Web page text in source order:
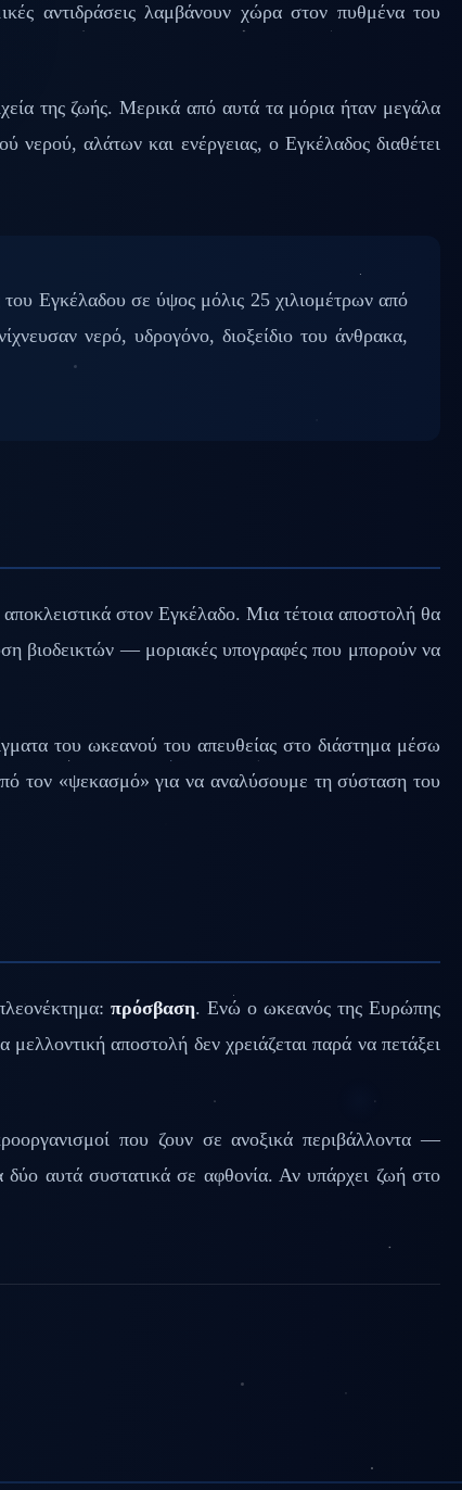
αντιδράσεις λαμβάνουν χώρα στον πυθμένα του
της ζωής. Μερικά από αυτά τα μόρια ήταν μεγάλα
αλάτων και ενέργειας, ο Εγκέλαδος διαθέτει
Εγκέλαδου σε ύψος μόλις 25 χιλιομέτρων από
νερό, υδρογόνο, διοξείδιο του άνθρακα,
στον Εγκέλαδο. Μια τέτοια αποστολή θα
βιοδεικτών — μοριακές υπογραφές που μπορούν να
του ωκεανού του απευθείας στο διάστημα μέσω
τον «ψεκασμό» για να αναλύσουμε τη σύσταση του
πρόσβαση. Ενώ ο ωκεανός της Ευρώπης
αποστολή δεν χρειάζεται παρά να πετάξει
που ζουν σε ανοξικά περιβάλλοντα —
δύο αυτά συστατικά σε αφθονία. Αν υπάρχει ζωή στο